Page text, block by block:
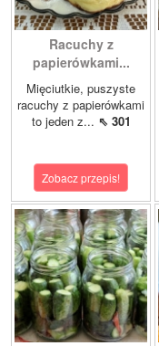
Racuchy z
papierówkami...
Mięciutkie, puszyste
racuchy z papierówkami
to jeden z... ⇖ 301
Zobacz przepis!